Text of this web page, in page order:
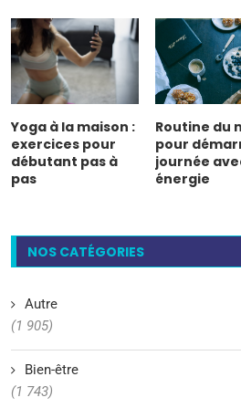
Yoga à la maison :
exercices pour
débutant pas à
pas
Routine du
pour
journée
énergie
NOS CATÉGORIES
Autre
(1 905)
Bien-être
(1 743)